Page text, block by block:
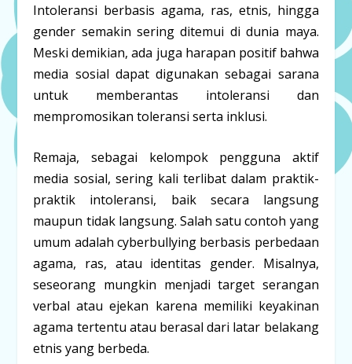
Intoleransi berbasis agama, ras, etnis, hingga
gender semakin sering ditemui di dunia maya.
Meski demikian, ada juga harapan positif bahwa
media sosial dapat digunakan sebagai sarana
untuk memberantas intoleransi dan
mempromosikan toleransi serta inklusi.
Remaja, sebagai kelompok pengguna aktif
media sosial, sering kali terlibat dalam praktik-
praktik intoleransi, baik secara langsung
maupun tidak langsung. Salah satu contoh yang
umum adalah cyberbullying berbasis perbedaan
agama, ras, atau identitas gender. Misalnya,
seseorang mungkin menjadi target serangan
verbal atau ejekan karena memiliki keyakinan
agama tertentu atau berasal dari latar belakang
etnis yang berbeda.